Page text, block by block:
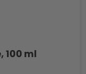
100 ml